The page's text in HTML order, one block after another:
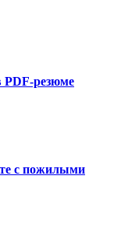
PDF-резюме
с пожилыми